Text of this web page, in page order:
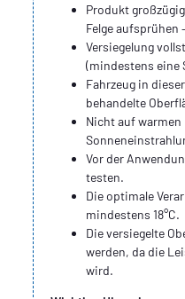
Produkt
Felge aufsprühen
Versiegelung
(mindestens eine
Fahrzeug in
behandelte
Nicht auf
Vor der
testen.
Die optimale
mindestens 18°C.
Die versiegelte
werden, da die
wird.